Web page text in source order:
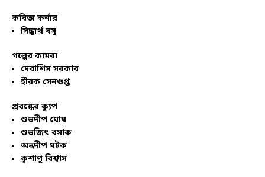
কবিতা কর্নার
সিদ্ধার্থ বসু
গল্পের কামরা
দেবাশিস সরকার
হীরক সেনগুপ্ত
প্রবন্ধের ক্যুপ
শুভদীপ ঘোষ
শুভজিৎ বসাক
অভ্রদীপ ঘটক
কৃশাণু বিশ্বাস